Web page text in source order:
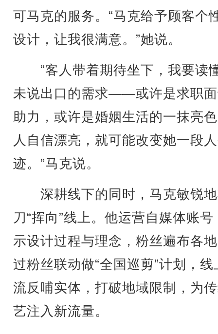
可马克的服务。“马克给予顾客个
设计，让我很满意。”她说。
“客人带着期待坐下，我要读
未说出口的需求——或许是求职
助力，或许是婚姻生活的一抹亮
人自信漂亮，就可能改变她一段
迹。”马克说。
深耕线下的同时，马克敏锐
刀“挥向”线上。他运营自媒体账号
示设计过程与理念，粉丝遍布各
过粉丝联动做“全国巡剪”计划，线
流反哺实体，打破地域限制，为
艺注入新流量。